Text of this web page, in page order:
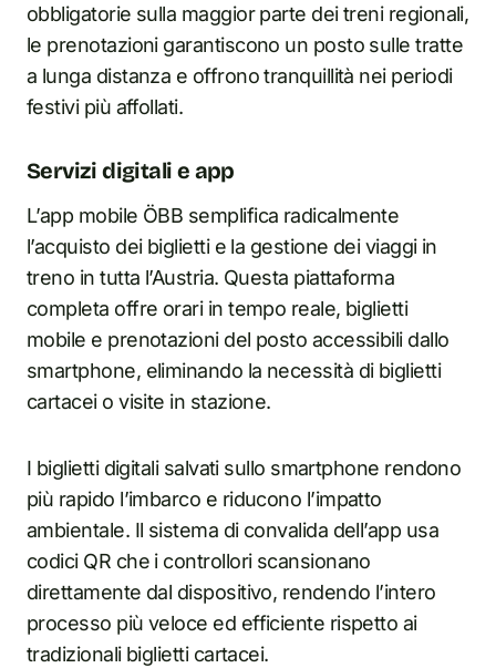
obbligatorie sulla maggior parte dei treni regionali,
le prenotazioni garantiscono un posto sulle tratte
a lunga distanza e offrono tranquillità nei periodi
festivi più affollati.
Servizi digitali e app
L’app mobile ÖBB semplifica radicalmente
l’acquisto dei biglietti e la gestione dei viaggi in
treno in tutta l’Austria. Questa piattaforma
completa offre orari in tempo reale, biglietti
mobile e prenotazioni del posto accessibili dallo
smartphone, eliminando la necessità di biglietti
cartacei o visite in stazione.
I biglietti digitali salvati sullo smartphone rendono
più rapido l’imbarco e riducono l’impatto
ambientale. Il sistema di convalida dell’app usa
codici QR che i controllori scansionano
direttamente dal dispositivo, rendendo l’intero
processo più veloce ed efficiente rispetto ai
tradizionali biglietti cartacei.